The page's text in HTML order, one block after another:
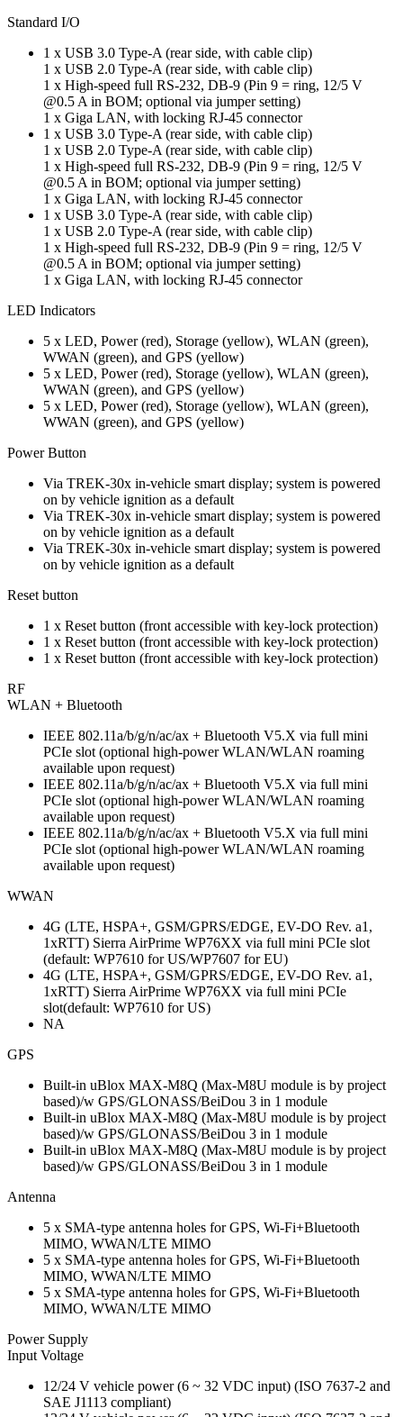
Standard I/O
1 x USB 3.0 Type-A (rear side, with cable clip)
1 x USB 2.0 Type-A (rear side, with cable clip)
1 x High-speed full RS-232, DB-9 (Pin 9 = ring, 12/5 V
@0.5 A in BOM; optional via jumper setting)
1 x Giga LAN, with locking RJ-45 connector
1 x USB 3.0 Type-A (rear side, with cable clip)
1 x USB 2.0 Type-A (rear side, with cable clip)
1 x High-speed full RS-232, DB-9 (Pin 9 = ring, 12/5 V
@0.5 A in BOM; optional via jumper setting)
1 x Giga LAN, with locking RJ-45 connector
1 x USB 3.0 Type-A (rear side, with cable clip)
1 x USB 2.0 Type-A (rear side, with cable clip)
1 x High-speed full RS-232, DB-9 (Pin 9 = ring, 12/5 V
@0.5 A in BOM; optional via jumper setting)
1 x Giga LAN, with locking RJ-45 connector
LED Indicators
5 x LED, Power (red), Storage (yellow), WLAN (green),
WWAN (green), and GPS (yellow)
5 x LED, Power (red), Storage (yellow), WLAN (green),
WWAN (green), and GPS (yellow)
5 x LED, Power (red), Storage (yellow), WLAN (green),
WWAN (green), and GPS (yellow)
Power Button
Via TREK-30x in-vehicle smart display; system is powered
on by vehicle ignition as a default
Via TREK-30x in-vehicle smart display; system is powered
on by vehicle ignition as a default
Via TREK-30x in-vehicle smart display; system is powered
on by vehicle ignition as a default
Reset button
1 x Reset button (front accessible with key-lock protection)
1 x Reset button (front accessible with key-lock protection)
1 x Reset button (front accessible with key-lock protection)
RF
WLAN + Bluetooth
IEEE 802.11a/b/g/n/ac/ax + Bluetooth V5.X via full mini
PCIe slot (optional high-power WLAN/WLAN roaming
available upon request)
IEEE 802.11a/b/g/n/ac/ax + Bluetooth V5.X via full mini
PCIe slot (optional high-power WLAN/WLAN roaming
available upon request)
IEEE 802.11a/b/g/n/ac/ax + Bluetooth V5.X via full mini
PCIe slot (optional high-power WLAN/WLAN roaming
available upon request)
WWAN
4G (LTE, HSPA+, GSM/GPRS/EDGE, EV-DO Rev. a1,
1xRTT) Sierra AirPrime WP76XX via full mini PCIe slot
(default: WP7610 for US/WP7607 for EU)
4G (LTE, HSPA+, GSM/GPRS/EDGE, EV-DO Rev. a1,
1xRTT) Sierra AirPrime WP76XX via full mini PCIe
slot(default: WP7610 for US)
NA
GPS
Built-in uBlox MAX-M8Q (Max-M8U module is by project
based)/w GPS/GLONASS/BeiDou 3 in 1 module
Built-in uBlox MAX-M8Q (Max-M8U module is by project
based)/w GPS/GLONASS/BeiDou 3 in 1 module
Built-in uBlox MAX-M8Q (Max-M8U module is by project
based)/w GPS/GLONASS/BeiDou 3 in 1 module
Antenna
5 x SMA-type antenna holes for GPS, Wi-Fi+Bluetooth
MIMO, WWAN/LTE MIMO
5 x SMA-type antenna holes for GPS, Wi-Fi+Bluetooth
MIMO, WWAN/LTE MIMO
5 x SMA-type antenna holes for GPS, Wi-Fi+Bluetooth
MIMO, WWAN/LTE MIMO
Power Supply
Input Voltage
12/24 V vehicle power (6 ~ 32 VDC input) (ISO 7637-2 and
SAE J1113 compliant)